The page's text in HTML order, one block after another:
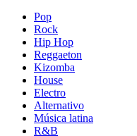
Pop
Rock
Hip Hop
Reggaeton
Kizomba
House
Electro
Alternativo
Música latina
R&B